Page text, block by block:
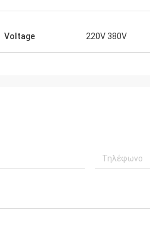
Voltage 220V 380V